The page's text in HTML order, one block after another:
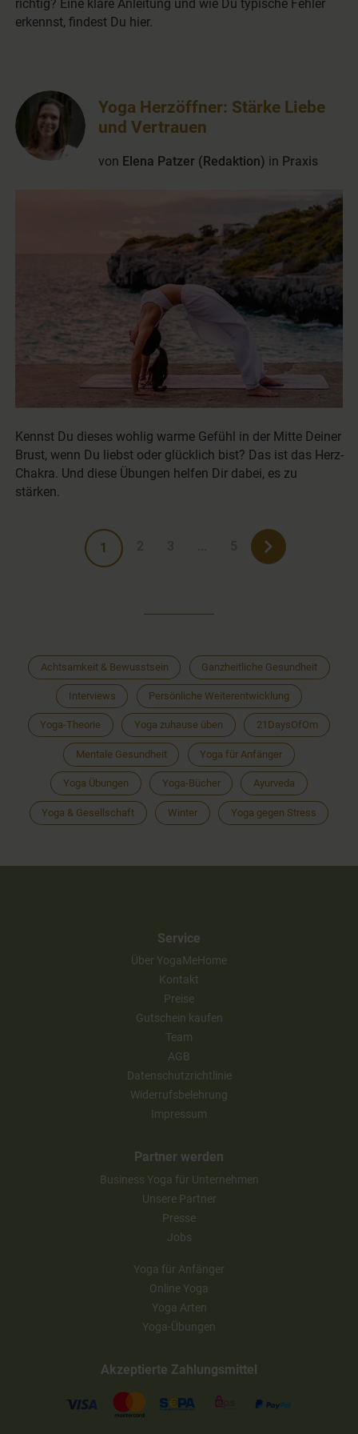
richtig? Eine klare Anleitung und wie Du typische Fehler
erkennst, findest Du hier.
Kennst Du dieses wohlig warme Gefühl in der Mitte Deiner
Brust, wenn Du liebst oder glücklich bist? Das ist das Herz-
Chakra. Und diese Übungen helfen Dir dabei, es zu
stärken.
Yoga Herzöffner: Stärke Liebe
und Vertrauen
von Elena Patzer (Redaktion) in Praxis
1
Achtsamkeit & Bewusstsein Ganzheitliche Gesundheit
Interviews Persönliche Weiterentwicklung
Yoga-Theorie Yoga zuhause üben 21DaysOfOm
Mentale Gesundheit Yoga für Anfänger
Yoga Übungen Yoga-Bücher Ayurveda
Yoga & Gesellschaft Winter Yoga gegen Stress
Service
Über YogaMeHome
Kontakt
Preise
Gutschein kaufen
Team
AGB
Datenschutzrichtlinie
Widerrufsbelehrung
Impressum
Partner werden
Business Yoga für Unternehmen
Unsere Partner
Presse
Jobs
Yoga für Anfänger
Online Yoga
Yoga Arten
Yoga-Übungen
Akzeptierte Zahlungsmittel